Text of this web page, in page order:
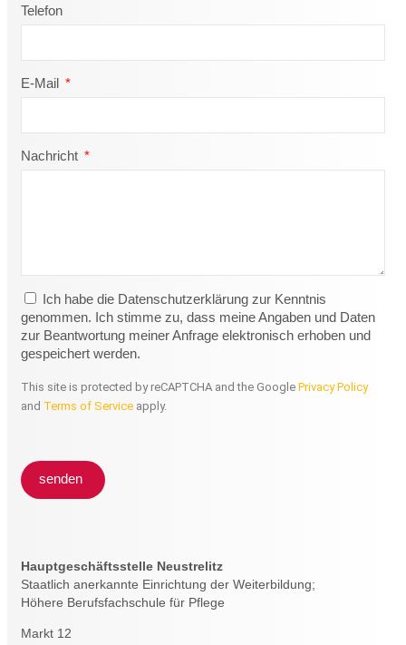
Telefon
E-Mail
Nachricht
Ich habe die Datenschutzerklärung zur Kenntnis
genommen. Ich stimme zu, dass meine Angaben und Daten
zur Beantwortung meiner Anfrage elektronisch erhoben und
gespeichert werden.
This site is protected by reCAPTCHA and the Google Privacy Policy
and Terms of Service apply.
senden
Hauptgeschäftsstelle Neustrelitz
Staatlich anerkannte Einrichtung der Weiterbildung;
Höhere Berufsfachschule für Pflege
Markt 12